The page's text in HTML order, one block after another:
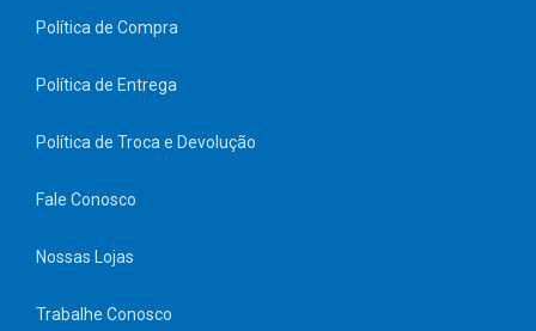
Política de Compra
Política de Entrega
Política de Troca e Devolução
Fale Conosco
Nossas Lojas
Trabalhe Conosco